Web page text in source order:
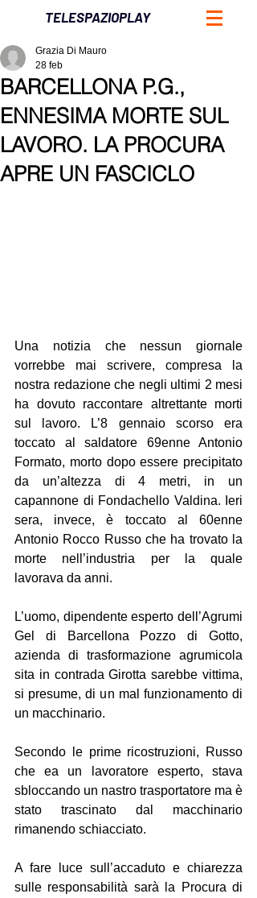
TELESPAZIOPLAY
BARCELLONA P.G.,
ENNESIMA MORTE SUL
LAVORO. LA PROCURA
APRE UN FASCICLO
Grazia Di Mauro
28 feb
Una notizia che nessun giornale
vorrebbe mai scrivere, compresa la
nostra redazione che negli ultimi 2 mesi
ha dovuto raccontare altrettante morti
sul lavoro. L’8 gennaio scorso era
toccato al saldatore 69enne Antonio
Formato, morto dopo essere precipitato
da un’altezza di 4 metri, in un
capannone di Fondachello Valdina. Ieri
sera, invece, è toccato al 60enne
Antonio Rocco Russo che ha trovato la
morte nell’industria per la quale
lavorava da anni.
L’uomo, dipendente esperto dell’Agrumi
Gel di Barcellona Pozzo di Gotto,
azienda di trasformazione agrumicola
sita in contrada Girotta sarebbe vittima,
si presume, di un mal funzionamento di
un macchinario.
Secondo le prime ricostruzioni, Russo
che ea un lavoratore esperto, stava
sbloccando un nastro trasportatore ma è
stato trascinato dal macchinario
rimanendo schiacciato.
A fare luce sull’accaduto e chiarezza
sulle responsabilità sarà la Procura di